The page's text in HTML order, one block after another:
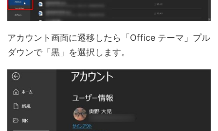
アカウント画面に遷移したら「Office テーマ」プル
ダウンで「黒」を選択します。